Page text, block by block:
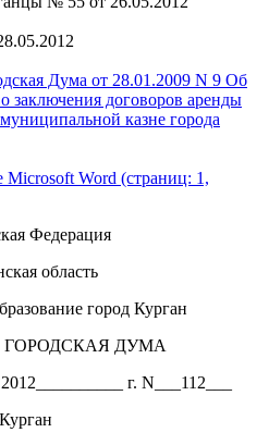
Дума от 28.01.2009 N 9 Об
заключения договоров аренды
казне города
Microsoft Word (страниц: 1,
Федерация
область
город Курган
ГОРОДСКАЯ ДУМА
г. N___112___
Курган